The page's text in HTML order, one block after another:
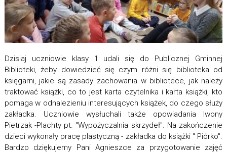
Dzisiaj uczniowie klasy 1 udali się do Publicznej Gminnej
Biblioteki, żeby dowiedzieć się czym różni się biblioteka od
księgarni, jakie są zasady zachowania w bibliotece, jak należy
traktować książki, co to jest karta czytelnika i karta książki, kto
pomaga w odnalezieniu interesujących książek, do czego służy
zakładka. Uczniowie wysłuchali także opowiadania Iwony
Pietrzak -Plachty pt. "Wypożyczalnia skrzydeł". Na zakończenie
dzieci wykonały pracę plastyczną - zakładka do książki " Piórko".
Bardzo dziękujemy Pani Agnieszce za przygotowanie zajęć